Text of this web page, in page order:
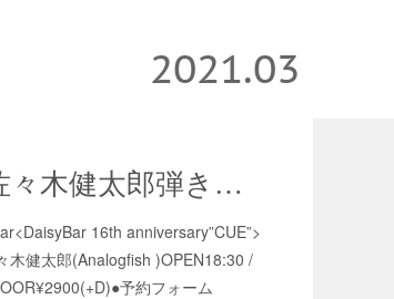
2021.03
４／20火曜日 佐々木健太郎弾き語り
16th anniversary”CUE”>
木健太郎(Analogfish )OPEN18:30 /
予約フォーム